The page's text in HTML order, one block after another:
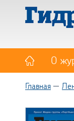
О
Главная